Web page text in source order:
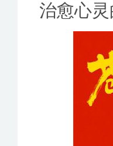
治愈心